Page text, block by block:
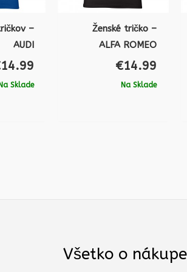
–
AUDI
14.99
Na Sklade
Ženské tričko –
ALFA ROMEO
€14.99
Na Sklade
Všetko o nákupe